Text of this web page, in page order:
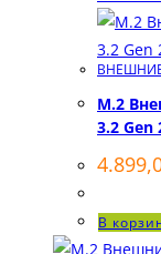
ВНЕШНИЕ
M.2
3.2 Gen
В